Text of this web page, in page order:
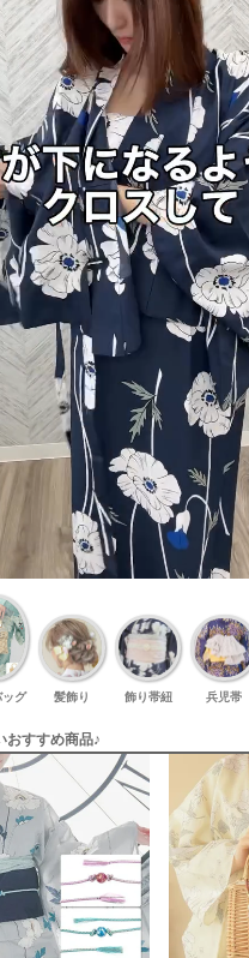
グ 髪飾り 飾り帯紐 兵児帯
おすすめ商品♪